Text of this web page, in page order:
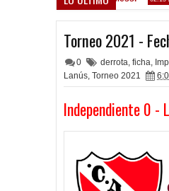
Torneo 2021 -
0 derrota, ficha,
Lanús, Torneo 2021
Independiente 0 -